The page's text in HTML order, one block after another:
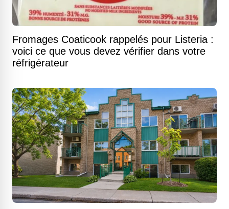
Fromages Coaticook rappelés pour Listeria :
voici ce que vous devez vérifier dans votre
réfrigérateur